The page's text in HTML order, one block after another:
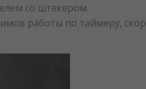
со штекером.
работы по таймеру,